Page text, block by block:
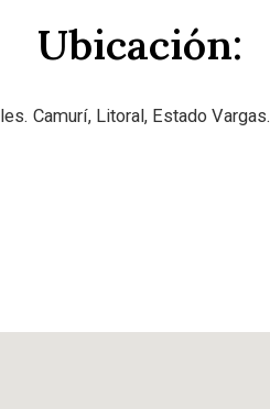
Ubicación:
Camurí, Litoral, Estado Vargas.